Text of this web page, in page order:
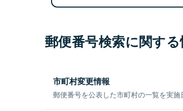
郵便番号検索に関す
市町村変更情報
郵便番号を公表した市町村の一覧を実施